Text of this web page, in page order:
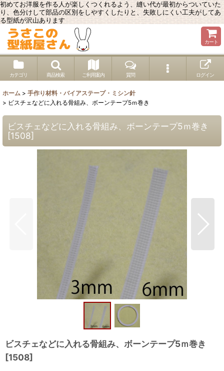
初めてお洋服を作る人が楽しくつくれるよう、縫い代が最初からついていた
り、色分けして部品の区別をしやすくしたりと、失敗しにくい工夫がしてあ
る型紙が沢山あります
カート
カテゴリ 商品検索 ご利用案内 質問 ログイン
ホーム > 手作り材料・バイアステープ・ミシン針
> ビスチェなどに入れる骨組み、ボーンテープ5ｍ巻き
ビスチェなどに入れる骨組み、ボーンテープ5ｍ巻き
[1508]
ビスチェなどに入れる骨組み、ボーンテープ5ｍ巻き
[1508]